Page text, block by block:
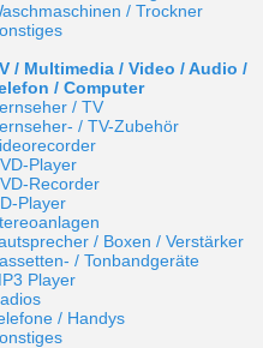
/ Trockner
/ Multimedia / Video / Audio /
/ Computer
/ TV
/ TV-Zubehör
Player
Recorder
Player
/ Boxen / Verstärker
/ Tonbandgeräte
Player
/ Handys